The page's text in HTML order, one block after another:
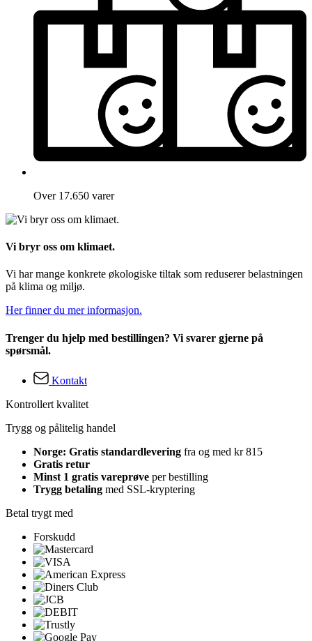
Over 17.650 varer
Vi bryr oss om klimaet.
Vi har mange konkrete økologiske tiltak som reduserer belastningen
på klima og miljø.
Her finner du mer informasjon.
Trenger du hjelp med bestillingen? Vi svarer gjerne på
spørsmål.
Kontakt
Kontrollert kvalitet
Trygg og pålitelig handel
Norge: Gratis standardlevering fra og med kr 815
Gratis retur
Minst 1 gratis vareprøve per bestilling
Trygg betaling med SSL-kryptering
Betal trygt med
Forskudd